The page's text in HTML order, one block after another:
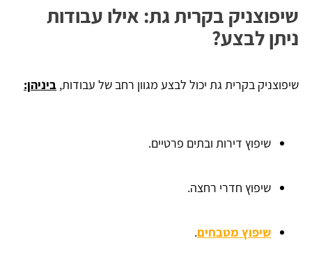
שיפוצניק בקרית גת: אילו עבודות
ניתן לבצע?
שיפוצניק בקרית גת יכול לבצע מגוון רחב של עבודות, ביניהן:
שיפוץ דירות ובתים פרטיים.
שיפוץ חדרי רחצה.
שיפוץ מטבחים.